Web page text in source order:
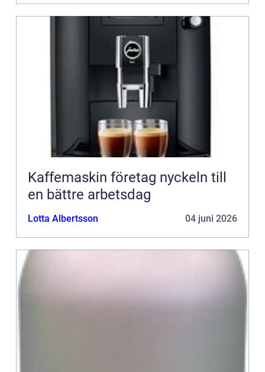
Kaffemaskin företag nyckeln till
en bättre arbetsdag
Lotta Albertsson 04 juni 2026